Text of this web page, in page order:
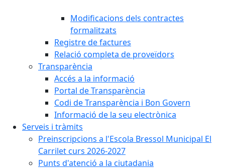
Modificacions dels contractes
formalitzats
Registre de factures
Relació completa de proveïdors
Transparència
Accés a la informació
Portal de Transparència
Codi de Transparència i Bon Govern
Informació de la seu electrònica
Serveis i tràmits
Preinscripcions a l'Escola Bressol Municipal El
Carrilet curs 2026-2027
Punts d'atenció a la ciutadania